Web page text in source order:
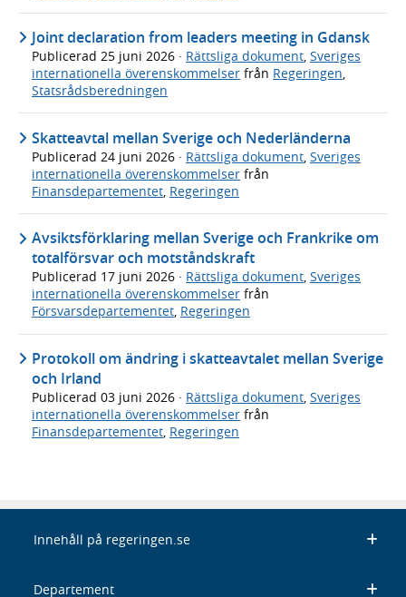
Joint declaration from leaders meeting in Gdansk
Publicerad 25 juni 2026 · Rättsliga dokument, Sveriges
internationella överenskommelser från Regeringen,
Statsrådsberedningen
Skatteavtal mellan Sverige och Nederländerna
Publicerad 24 juni 2026 · Rättsliga dokument, Sveriges
internationella överenskommelser från
Finansdepartementet, Regeringen
Avsiktsförklaring mellan Sverige och Frankrike om
totalförsvar och motståndskraft
Publicerad 17 juni 2026 · Rättsliga dokument, Sveriges
internationella överenskommelser från
Försvarsdepartementet, Regeringen
Protokoll om ändring i skatteavtalet mellan Sverige
och Irland
Publicerad 03 juni 2026 · Rättsliga dokument, Sveriges
internationella överenskommelser från
Finansdepartementet, Regeringen
Innehåll på regeringen.se
Departement